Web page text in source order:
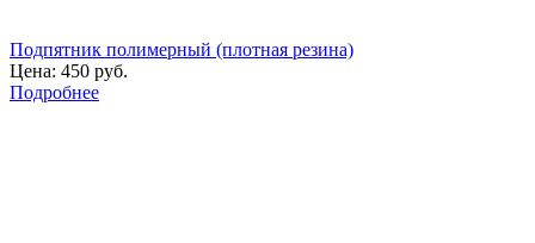
Подпятник полимерный (плотная резина)
Цена: 450 руб.
Подробнее